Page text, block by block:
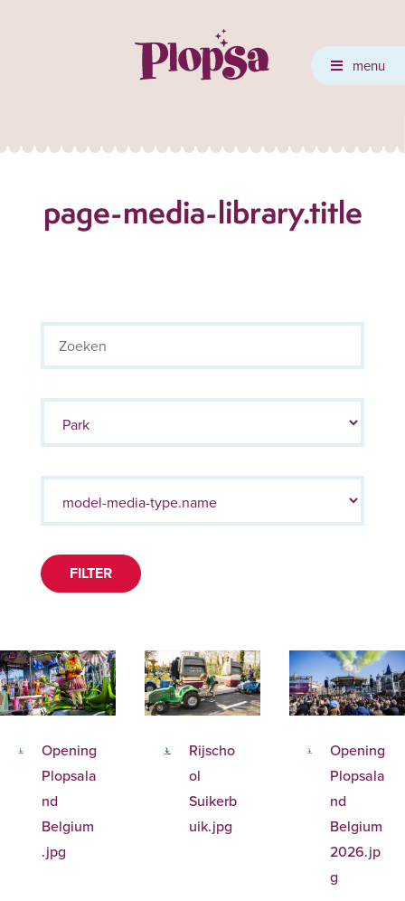
menu
page-media-library.title
FILTER
Opening
Plopsala
nd
Belgium
.jpg
Rijscho
ol
Suikerb
uik.jpg
Opening
Plopsala
nd
Belgium
2026.jp
g